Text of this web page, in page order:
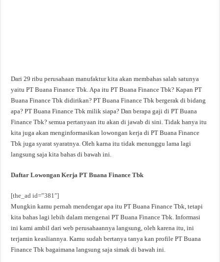
Dari 29 ribu perusahaan manufaktur kita akan membahas salah satunya
yaitu PT Buana Finance Tbk. Apa itu PT Buana Finance Tbk? Kapan PT
Buana Finance Tbk didirikan? PT Buana Finance Tbk bergerak di bidang
apa? PT Buana Finance Tbk milik siapa? Dan berapa gaji di PT Buana
Finance Tbk? semua pertanyaan itu akan di jawab di sini. Tidak hanya itu
kita juga akan menginformasikan lowongan kerja di PT Buana Finance
Tbk juga syarat syaratnya. Oleh karna itu tidak menunggu lama lagi
langsung saja kita bahas di bawah ini.
Daftar Lowongan Kerja PT Buana Finance Tbk
[the_ad id=”381″]
Mungkin kamu pernah mendengar apa itu PT Buana Finance Tbk, tetapi
kita bahas lagi lebih dalam mengenai PT Buana Finance Tbk. Informasi
ini kami ambil dari web perusahaannya langsung, oleh karena itu, ini
terjamin keasliannya. Kamu sudah bertanya tanya kan profile PT Buana
Finance Tbk bagaimana langsung saja simak di bawah ini.